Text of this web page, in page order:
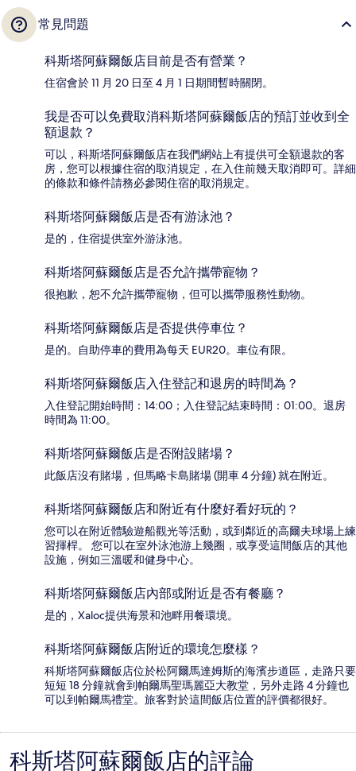
常見問題
科斯塔阿蘇爾飯店目前是否有營業？
住宿會於 11 月 20 日至 4 月 1 日期間暫時關閉。
我是否可以免費取消科斯塔阿蘇爾飯店的預訂並收到全
額退款？
可以，科斯塔阿蘇爾飯店在我們網站上有提供可全額退款的客
房，您可以根據住宿的取消規定，在入住前幾天取消即可。詳細
的條款和條件請務必參閱住宿的取消規定。
科斯塔阿蘇爾飯店是否有游泳池？
是的，住宿提供室外游泳池。
科斯塔阿蘇爾飯店是否允許攜帶寵物？
很抱歉，恕不允許攜帶寵物，但可以攜帶服務性動物。
科斯塔阿蘇爾飯店是否提供停車位？
是的。自助停車的費用為每天 EUR20。車位有限。
科斯塔阿蘇爾飯店入住登記和退房的時間為？
入住登記開始時間：14:00；入住登記結束時間：01:00。退房
時間為 11:00。
科斯塔阿蘇爾飯店是否附設賭場？
此飯店沒有賭場，但馬略卡島賭場 (開車 4 分鐘) 就在附近。
科斯塔阿蘇爾飯店和附近有什麼好看好玩的？
您可以在附近體驗遊船觀光等活動，或到鄰近的高爾夫球場上練
習揮桿。 您可以在室外泳池游上幾圈，或享受這間飯店的其他
設施，例如三溫暖和健身中心。
科斯塔阿蘇爾飯店內部或附近是否有餐廳？
是的，Xaloc提供海景和池畔用餐環境。
科斯塔阿蘇爾飯店附近的環境怎麼樣？
科斯塔阿蘇爾飯店位於松阿爾馬達姆斯的海濱步道區，走路只要
短短 18 分鐘就會到帕爾馬聖瑪麗亞大教堂，另外走路 4 分鐘也
可以到帕爾馬禮堂。旅客對於這間飯店位置的評價都很好。
評
科斯塔阿蘇爾飯店的評論